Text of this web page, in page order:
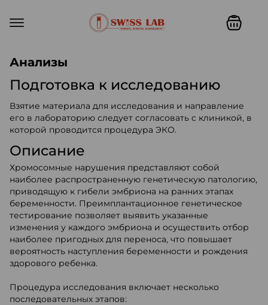
Анализы
Подготовка к исследованию
Взятие материала для исследования и направление
его в лабораторию следует согласовать с клиникой, в
которой проводится процедура ЭКО.
Описание
Хромосомные нарушения представляют собой
наиболее распространенную генетическую патологию,
приводящую к гибели эмбриона на ранних этапах
беременности. Преимплантационное генетическое
тестирование позволяет выявить указанные
изменения у каждого эмбриона и осуществить отбор
наиболее пригодных для переноса, что повышает
вероятность наступления беременности и рождения
здорового ребенка.
Процедура исследования включает несколько
последовательных этапов: